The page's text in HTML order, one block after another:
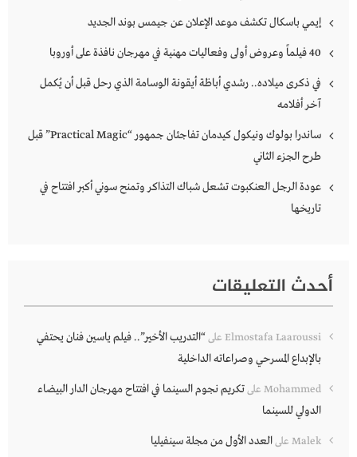
إيمي باسكال تكشف موعد الإعلان عن جيمس بوند الجديد
40 فيلماً وعروض أولى وفعاليات مهنية في مهرجان نافذة على أوروبا
في ذكرى ميلاده.. رشدي أباظة أيقونة الوسامة الذي رحل قبل أن يُكمل
آخر أفلامه
ساندرا بولوك ونيكول كيدمان تفاجئان جمهور “Practical Magic” قبل
طرح الجزء الثاني
عودة الرجل العنكبوت تشعل شباك التذاكر وتمنح سوني أكبر افتتاح في
تاريخها
أحدث التعليقات
Elmostafa Laaroussi على“التدريب الأخير”.. فيلم ياسين فنان يحتفي
بالإبداع المسرحي وصراعاته الداخلية
Mohammed علىتكريم نجوم السينما في افتتاح مهرجان الدار البيضاء
الدولي للسينما
Malek علىالعدد الأول من مجلة سينفيليا